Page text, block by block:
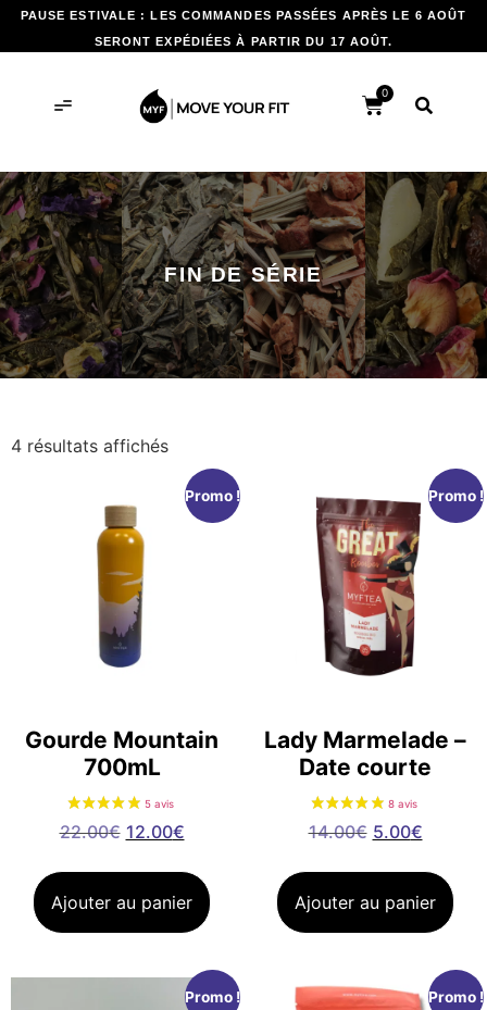
PAUSE ESTIVALE : LES COMMANDES PASSÉES APRÈS LE 6 AOÛT
SERONT EXPÉDIÉES À PARTIR DU 17 AOÛT.
0
FIN DE SÉRIE
4 résultats affichés
Promo !
Gourde Mountain
700mL
22.00€ 12.00€
Ajouter au panier
Promo !
Lady Marmelade –
Date courte
14.00€ 5.00€
Ajouter au panier
Promo ! Promo !